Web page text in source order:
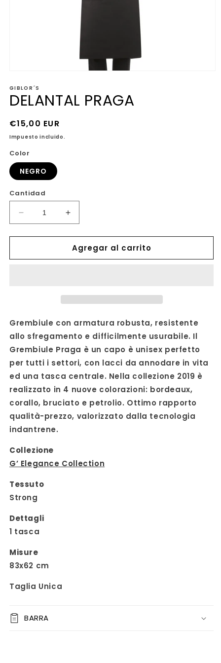
multimedia
1
en
modal
GIBLOR´S
DELANTAL PRAGA
Precio
habitual
€15,00 EUR
Impuesto incluido.
Color
NEGRO
Cantidad
Reducir
cantidad
para
PRAGA
Aumentar
cantidad
para
DELANTAL
PRAGA
Agregar al carrito
Grembiule con armatura robusta, resistente
allo sfregamento e difficilmente usurabile. Il
Grembiule Praga è un capo è unisex perfetto
per tutti i settori, con lacci da annodare in vita
ed una tasca centrale. Nella collezione 2019 è
realizzato in 4 nuove colorazioni: bordeaux,
corallo, bruciato e petrolio. Ottimo rapporto
qualità-prezzo, valorizzato dalla tecnologia
indantrene.
Collezione
G’ Elegance Collection
Tessuto
Strong
Dettagli
1 tasca
Misure
83x62 cm
Taglia Unica
BARRA